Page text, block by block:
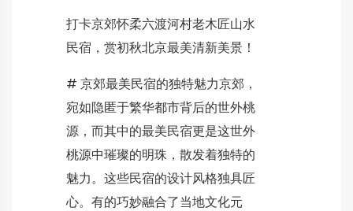
打卡京郊怀柔六渡河村老木匠山水
民宿，赏初秋北京最美清新美景！
# 京郊最美民宿的独特魅力京郊，
宛如隐匿于繁华都市背后的世外桃
源，而其中的最美民宿更是这世外
桃源中璀璨的明珠，散发着独特的
魅力。这些民宿的设计风格独具匠
心。有的巧妙融合了当地文化元